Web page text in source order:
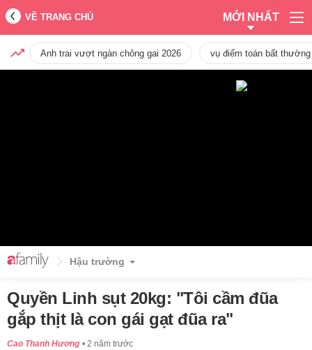
VỀ TRANG CHỦ MỚI NHẤT
Anh trai vượt ngàn chông gai 2026 vụ điểm toán bất
Hậu trường
Quyền Linh sụt 20kg: "Tôi cầm đũa
gắp thịt là con gái gạt đũa ra"
Cao Thanh Hương 2 năm trước